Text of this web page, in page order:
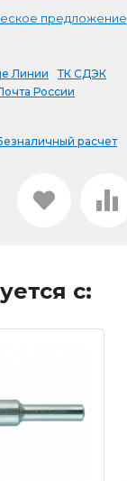
предложение
Линии
ТК СДЭК
России
расчет
с: